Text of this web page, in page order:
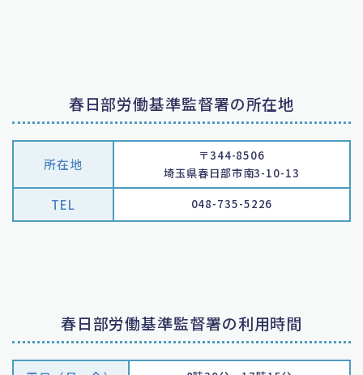
春日部労働基準監督署の所在地
所在地
〒344-8506
埼玉県春日部市南3-10-13
TEL 048-735-5226
春日部労働基準監督署の利用時間